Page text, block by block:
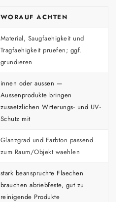
WORAUF ACHTEN
Material, Saugfaehigkeit und
Tragfaehigkeit pruefen; ggf.
grundieren
innen oder aussen —
Aussenprodukte bringen
zusaetzlichen Witterungs- und UV-
Schutz mit
Glanzgrad und Farbton passend
zum Raum/Objekt waehlen
stark beanspruchte Flaechen
brauchen abriebfeste, gut zu
reinigende Produkte